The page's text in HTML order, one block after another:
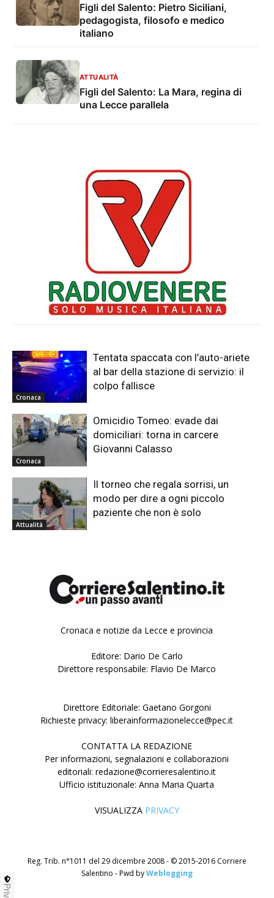
Figli del Salento: Pietro Siciliani,
pedagogista, filosofo e medico
italiano
ATTUALITÀ
Figli del Salento: La Mara, regina di
una Lecce parallela
Cronaca
Tentata spaccata con l’auto-ariete
al bar della stazione di servizio: il
colpo fallisce
Cronaca
Omicidio Tomeo: evade dai
domiciliari: torna in carcere
Giovanni Calasso
Attualità
Il torneo che regala sorrisi, un
modo per dire a ogni piccolo
paziente che non è solo
Cronaca e notizie da Lecce e provincia
Editore: Dario De Carlo
Direttore responsabile: Flavio De Marco
Direttore Editoriale: Gaetano Gorgoni
Richieste privacy: liberainformazionelecce@pec.it
CONTATTA LA REDAZIONE
Per informazioni, segnalazioni e collaborazioni
editoriali: redazione@corrieresalentino.it
Ufficio istituzionale: Anna Maria Quarta
VISUALIZZA PRIVACY
Reg. Trib. n°1011 del 29 dicembre 2008 - © 2015-2016 Corriere
Salentino - Pwd byWeblogging